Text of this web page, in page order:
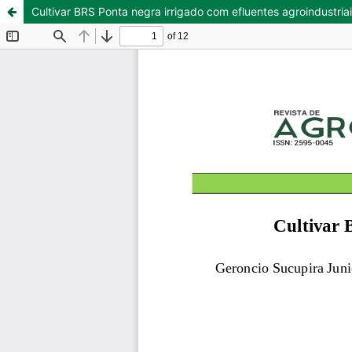
Cultivar BRS Ponta negra irrigado com efluentes